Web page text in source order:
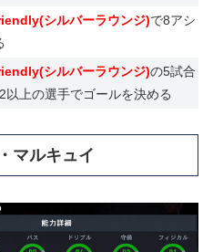
シルバーラウンジ)で8アシ
シルバーラウンジ)の5試合
以上の選手でゴールを決める
マルキュイ